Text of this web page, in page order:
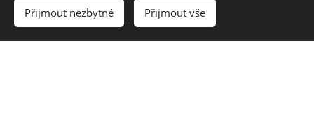
Přijmout nezbytné Přijmout vše